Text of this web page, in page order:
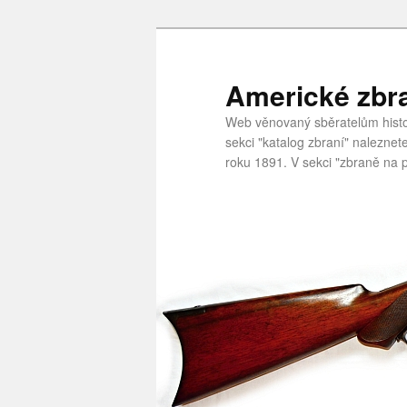
Americké
Web věnovaný sběratelům
sekci "katalog zbraní"
roku 1891. V sekci "zbraně na